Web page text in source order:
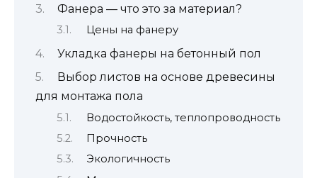
Фанера — что это за материал?
Цены на фанеру
Укладка фанеры на бетонный пол
Выбор листов на основе древесины
для монтажа пола
Водостойкость, теплопроводность
Прочность
Экологичность